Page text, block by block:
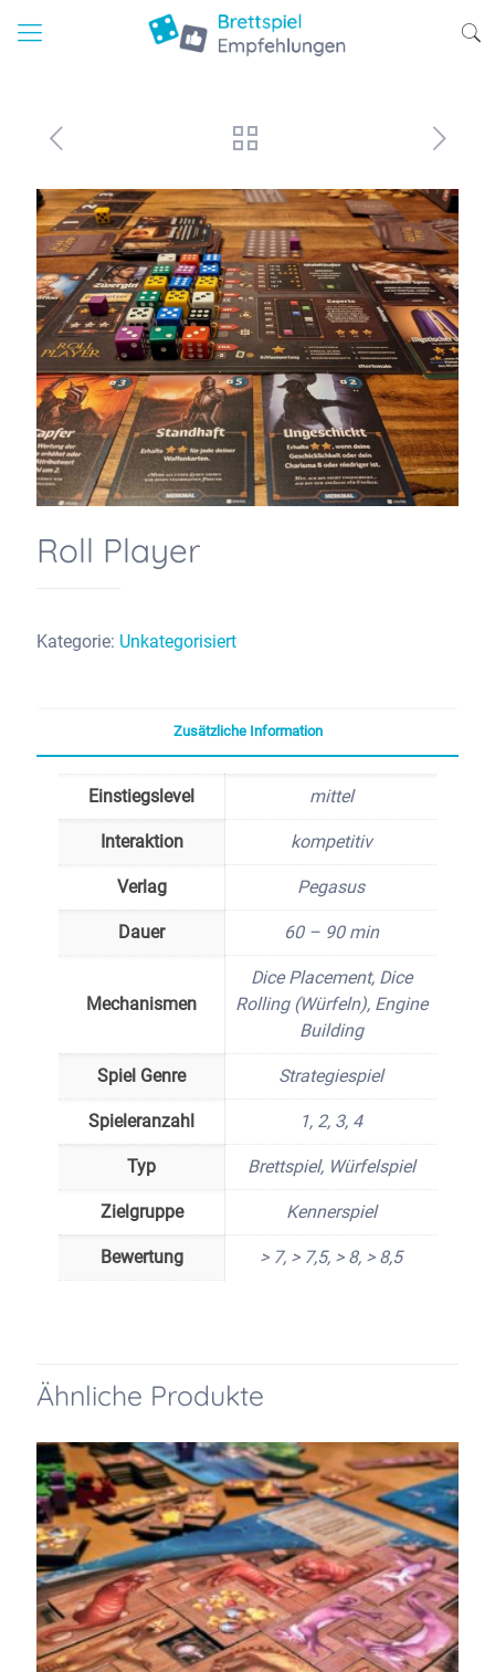
Roll Player
Kategorie: Unkategorisiert
Zusätzliche Information
Einstiegslevel mittel
Interaktion kompetitiv
Verlag Pegasus
Dauer 60 – 90 min
Mechanismen
Dice Placement, Dice
Rolling (Würfeln), Engine
Building
Spiel Genre Strategiespiel
Spieleranzahl 1, 2, 3, 4
Typ Brettspiel, Würfelspiel
Zielgruppe Kennerspiel
Bewertung > 7, > 7,5, > 8, > 8,5
Ähnliche Produkte